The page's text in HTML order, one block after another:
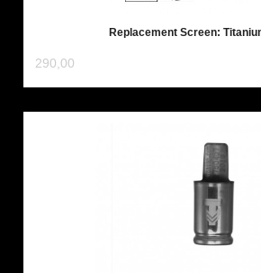
Replacement Screen:
290,00